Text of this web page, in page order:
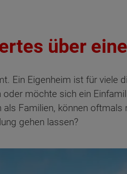
über
Ein Eigenheim ist für viele
oder möchte sich ein
Familien, können
gehen lassen?